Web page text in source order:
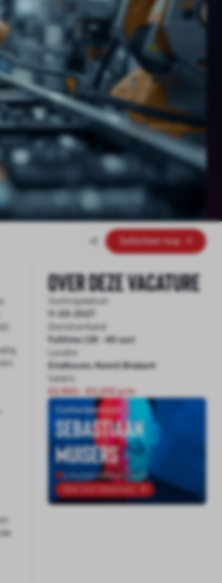
Solliciteer nu
Over deze vacature
Sluitingsdatum
11-05-2027
Dienstverband
Fulltime (38 - 40 uur)
Locatie
Eindhoven, Noord-Brabant
Salaris
€2.900 - €3.200 p/m
Contactpersoon
Sebastiaan
Muisers
s.muisers@onenine.nl
Meer over Sebastiaan